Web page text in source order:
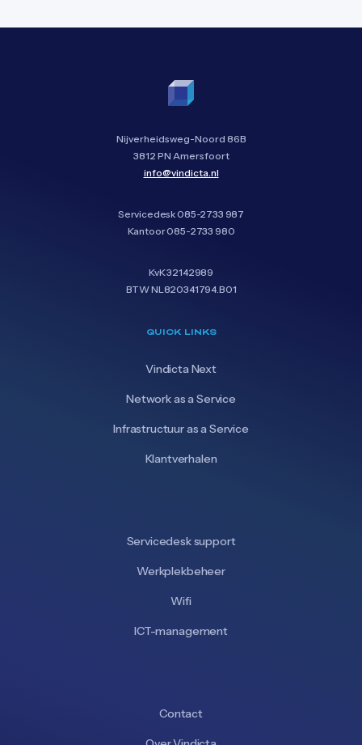
Nijverheidsweg-Noord 86B
3812 PN Amersfoort
info@vindicta.nl
Servicedesk085-2733 987
Kantoor085-2733 980
KvK 32142989
BTW NL820341794.B01
QUICK LINKS
Vindicta Next
Network as a Service
Infrastructuur as a Service
Klantverhalen
Servicedesk support
Werkplekbeheer
Wifi
ICT-management
Contact